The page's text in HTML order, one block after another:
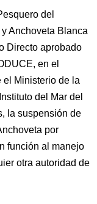
del
Anchoveta Blanca
Directo aprobado
en el
el Ministerio de la
del Mar del
la suspensión de
por
función al manejo
otra autoridad de